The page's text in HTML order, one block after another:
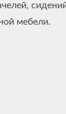
мебели.